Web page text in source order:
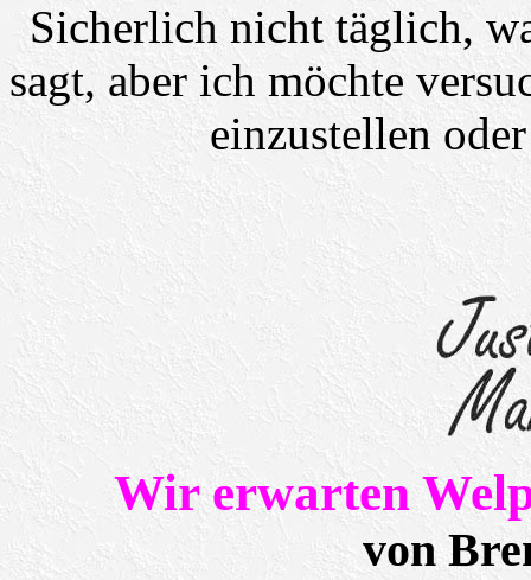
Sicherlich nicht täglich,
sagt, aber ich möchte
einzustellen
Wir erwarten
von